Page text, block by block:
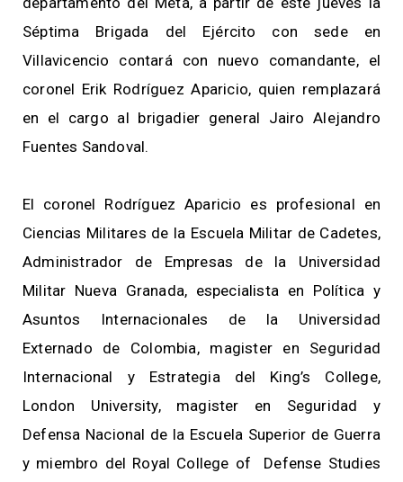
Séptima Brigada del Ejército con sede en
Villavicencio contará con nuevo comandante, el
coronel Erik Rodríguez Aparicio, quien remplazará
en el cargo al brigadier general Jairo Alejandro
Fuentes Sandoval.
El coronel Rodríguez Aparicio es profesional en
Ciencias Militares de la Escuela Militar de Cadetes,
Administrador de Empresas de la Universidad
Militar Nueva Granada, especialista en Política y
Asuntos Internacionales de la Universidad
Externado de Colombia, magister en Seguridad
Internacional y Estrategia del King’s College,
London University, magister en Seguridad y
Defensa Nacional de la Escuela Superior de Guerra
y miembro del Royal College of Defense Studies